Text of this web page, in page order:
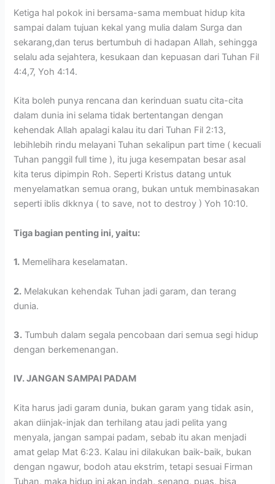
Ketiga hal pokok ini bersama-sama membuat hidup kita
sampai dalam tujuan kekal yang mulia dalam Surga dan
sekarang,dan terus bertumbuh di hadapan Allah, sehingga
selalu ada sejahtera, kesukaan dan kepuasan dari Tuhan Fil
4:4,7, Yoh 4:14.
Kita boleh punya rencana dan kerinduan suatu cita-cita
dalam dunia ini selama tidak bertentangan dengan
kehendak Allah apalagi kalau itu dari Tuhan Fil 2:13,
lebihlebih rindu melayani Tuhan sekalipun part time ( kecuali
Tuhan panggil full time ), itu juga kesempatan besar asal
kita terus dipimpin Roh. Seperti Kristus datang untuk
menyelamatkan semua orang, bukan untuk membinasakan
seperti iblis dkknya ( to save, not to destroy ) Yoh 10:10.
Tiga bagian penting ini, yaitu:
1. Memelihara keselamatan.
2. Melakukan kehendak Tuhan jadi garam, dan terang
dunia.
3. Tumbuh dalam segala pencobaan dari semua segi hidup
dengan berkemenangan.
IV. JANGAN SAMPAI PADAM
Kita harus jadi garam dunia, bukan garam yang tidak asin,
akan diinjak-injak dan terhilang atau jadi pelita yang
menyala, jangan sampai padam, sebab itu akan menjadi
amat gelap Mat 6:23. Kalau ini dilakukan baik-baik, bukan
dengan ngawur, bodoh atau ekstrim, tetapi sesuai Firman
Tuhan, maka hidup ini akan indah, senang, puas, bisa